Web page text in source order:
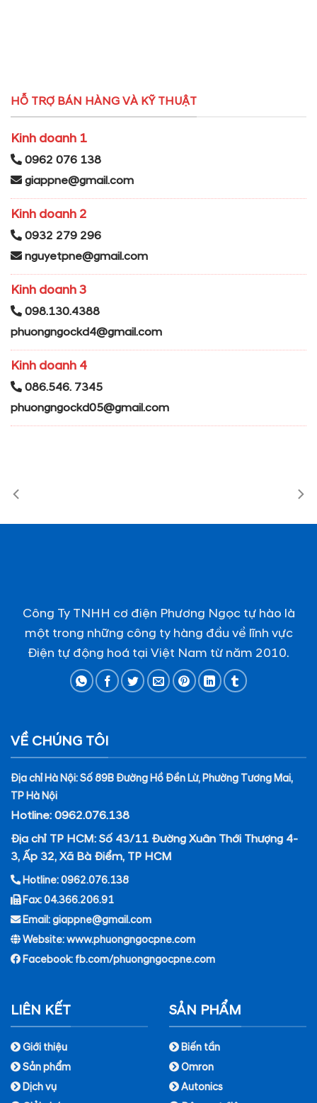
HỖ TRỢ BÁN HÀNG VÀ KỸ THUẬT
Kinh doanh 1
0962 076 138
giappne@gmail.com
Kinh doanh 2
0932 279 296
nguyetpne@gmail.com
Kinh doanh 3
098.130.4388
phuongngockd4@gmail.com
Kinh doanh 4
086.546. 7345
phuongngockd05@gmail.com
Công Ty TNHH cơ điện Phương Ngọc tự hào là
một trong những công ty hàng đầu về lĩnh vực
Điện tự động hoá tại Việt Nam từ năm 2010.
VỀ CHÚNG TÔI
Địa chỉ Hà Nội: Số 89B Đường Hồ Đền Lừ, Phường Tương Mai,
TP Hà Nội
Hotline: 0962.076.138
Địa chỉ TP HCM: Số 43/11 Đường Xuân Thới Thượng 4-
3, Ấp 32, Xã Bà Điểm, TP HCM
Hotline: 0962.076.138
Fax: 04.366.206.91
Email: giappne@gmail.com
Website: www.phuongngocpne.com
Facebook: fb.com/phuongngocpne.com
LIÊN KẾT
Giới thiệu
Sản phẩm
Dịch vụ
SẢN PHẨM
Biến tần
Omron
Autonics